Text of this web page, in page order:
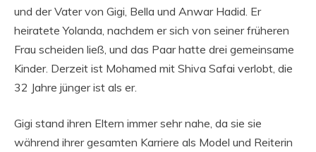
und der Vater von Gigi, Bella und Anwar Hadid. Er
heiratete Yolanda, nachdem er sich von seiner früheren
Frau scheiden ließ, und das Paar hatte drei gemeinsame
Kinder. Derzeit ist Mohamed mit Shiva Safai verlobt, die
32 Jahre jünger ist als er.
Gigi stand ihren Eltern immer sehr nahe, da sie sie
während ihrer gesamten Karriere als Model und Reiterin